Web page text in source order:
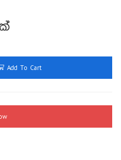
Add To Cart